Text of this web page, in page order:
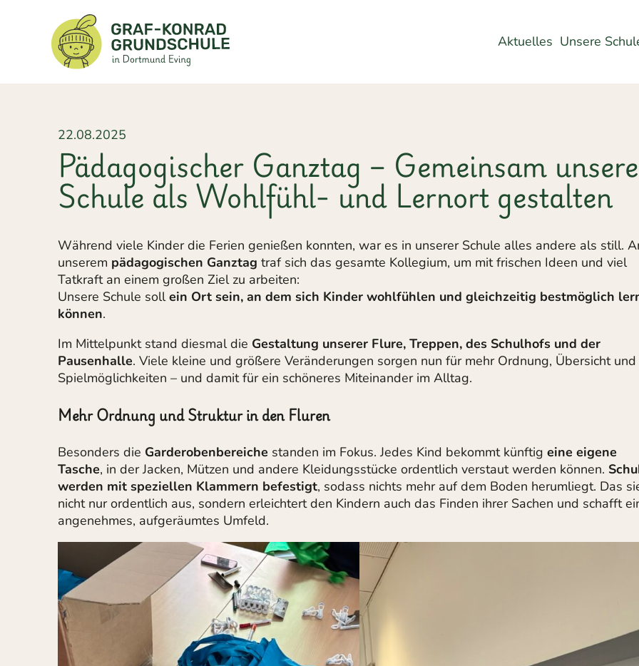
Aktuelles Unsere
22.08.2025
Pädagogischer Ganztag – Gemeinsam unsere
Schule als Wohlfühl- und Lernort gestalten
Während viele Kinder die Ferien genießen konnten, war es in unserer Schule alles andere als still.
unserem pädagogischen Ganztag traf sich das gesamte Kollegium, um mit frischen Ideen und viel
Tatkraft an einem großen Ziel zu arbeiten:
Unsere Schule sollein Ort sein, an dem sich Kinder wohlfühlen und gleichzeitig bestmöglich
können.
Im Mittelpunkt stand diesmal die Gestaltung unserer Flure, Treppen, des Schulhofs und der
Pausenhalle. Viele kleine und größere Veränderungen sorgen nun für mehr Ordnung, Übersicht und
Spielmöglichkeiten – und damit für ein schöneres Miteinander im Alltag.
Mehr Ordnung und Struktur in den Fluren
Besonders die Garderobenbereiche standen im Fokus. Jedes Kind bekommt künftig eine eigene
Tasche, in der Jacken, Mützen und andere Kleidungsstücke ordentlich verstaut werden können.
werden mit speziellen Klammern befestigt, sodass nichts mehr auf dem Boden herumliegt. Das
nicht nur ordentlich aus, sondern erleichtert den Kindern auch das Finden ihrer Sachen und schafft
angenehmes, aufgeräumtes Umfeld.